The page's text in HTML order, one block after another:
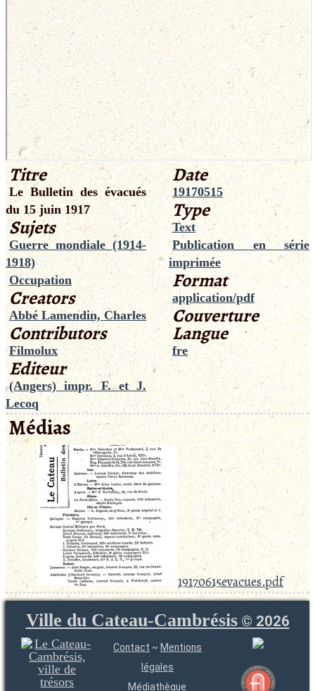
Titre
Le Bulletin des évacués
du 15 juin 1917
Sujets
Guerre mondiale (1914-
1918)
Occupation
Creators
Abbé Lamendin, Charles
Contributors
Filmolux
Editeur
(Angers) impr. F. et J.
Lecoq
Date
19170515
Type
Text
Publication en série
imprimée
Format
application/pdf
Couverture
Langue
fre
Médias
19170615evacues.pdf
Ville du Cateau-Cambrésis© 2026
Contact ~ Mentions
légales
Médiathèque